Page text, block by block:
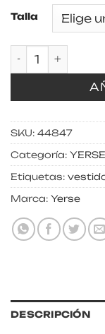
Talla
Vestido
SKU: 44847
Categoría: YERSE
Etiquetas:
Marca: Yerse
DESCRIPCIÓN